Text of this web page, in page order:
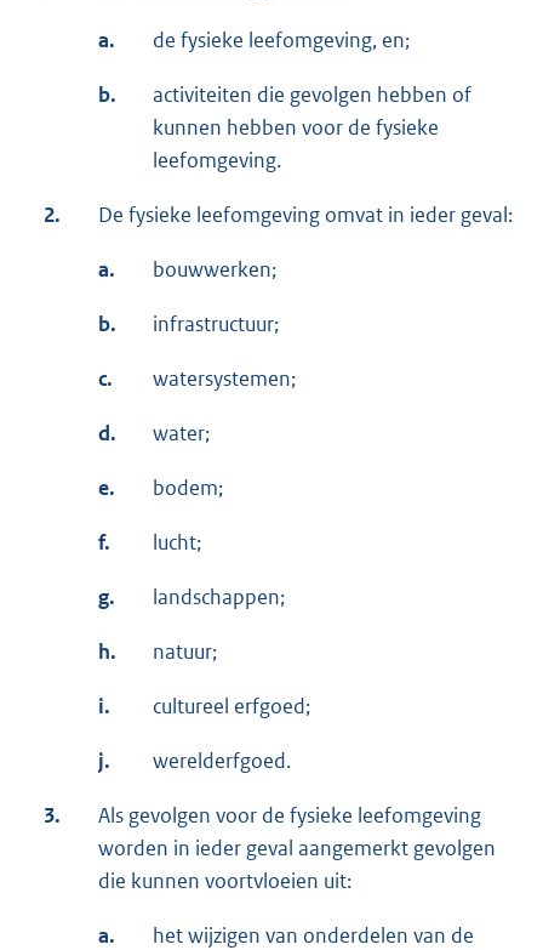
a. de fysieke leefomgeving, en;
b.
activiteiten die gevolgen hebben of
kunnen hebben voor de fysieke
leefomgeving.
2. De fysieke leefomgeving omvat in ieder geval:
a. bouwwerken;
b. infrastructuur;
c. watersystemen;
d. water;
e. bodem;
f. lucht;
g. landschappen;
h. natuur;
i. cultureel erfgoed;
j. werelderfgoed.
3.
Als gevolgen voor de fysieke leefomgeving
worden in ieder geval aangemerkt gevolgen
die kunnen voortvloeien uit:
a.
het wijzigen van onderdelen van de